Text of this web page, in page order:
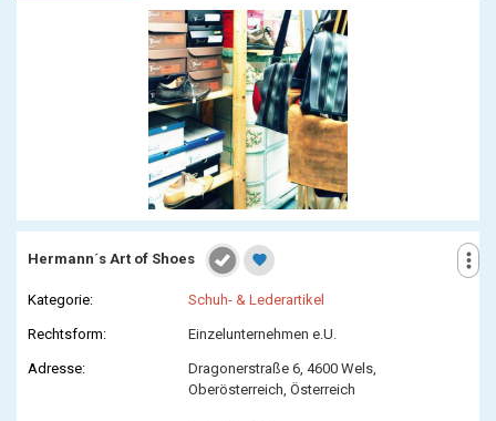
more_vert
Hermann´s Art of Shoes favorite
Kategorie: Schuh- & Lederartikel
Rechtsform: Einzelunternehmen e.U.
Adresse:
Dragonerstraße 6, 4600 Wels,
Oberösterreich, Österreich